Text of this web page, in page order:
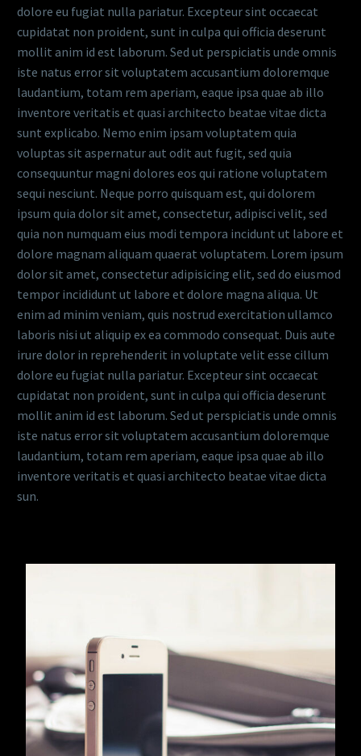
dolore eu fugiat nulla pariatur. Excepteur sint occaecat
cupidatat non proident, sunt in culpa qui officia deserunt
mollit anim id est laborum. Sed ut perspiciatis unde omnis
iste natus error sit voluptatem accusantium doloremque
laudantium, totam rem aperiam, eaque ipsa quae ab illo
inventore veritatis et quasi architecto beatae vitae dicta
sunt explicabo. Nemo enim ipsam voluptatem quia
voluptas sit aspernatur aut odit aut fugit, sed quia
consequuntur magni dolores eos qui ratione voluptatem
sequi nesciunt. Neque porro quisquam est, qui dolorem
ipsum quia dolor sit amet, consectetur, adipisci velit, sed
quia non numquam eius modi tempora incidunt ut labore et
dolore magnam aliquam quaerat voluptatem. Lorem ipsum
dolor sit amet, consectetur adipisicing elit, sed do eiusmod
tempor incididunt ut labore et dolore magna aliqua. Ut
enim ad minim veniam, quis nostrud exercitation ullamco
laboris nisi ut aliquip ex ea commodo consequat. Duis aute
irure dolor in reprehenderit in voluptate velit esse cillum
dolore eu fugiat nulla pariatur. Excepteur sint occaecat
cupidatat non proident, sunt in culpa qui officia deserunt
mollit anim id est laborum. Sed ut perspiciatis unde omnis
iste natus error sit voluptatem accusantium doloremque
laudantium, totam rem aperiam, eaque ipsa quae ab illo
inventore veritatis et quasi architecto beatae vitae dicta
sun.